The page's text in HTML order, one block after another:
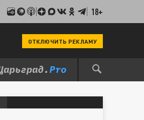
18+
ОТКЛЮЧИТЬ РЕКЛАМУ